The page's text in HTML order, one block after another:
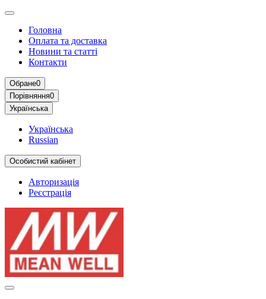
Головна
Оплата та доставка
Новини та статті
Контакти
Обране0
Порівняння0
Українська
Українська
Russian
Особистий кабінет
Авторизація
Реєстрація